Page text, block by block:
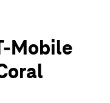
FL 34684
Mobile